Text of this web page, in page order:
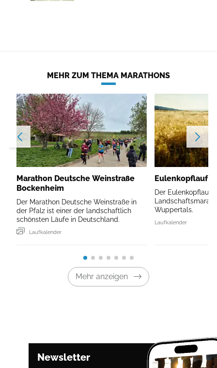
MEHR ZUM THEMA MARATHONS
Marathon Deutsche Weinstraße
Bockenheim
Der Marathon Deutsche Weinstraße in
der Pfalz ist einer der landschaftlich
schönsten Läufe in Deutschland.
Laufkalender
Eulenkopflauf
Der Eulenkopflauf
Wuppertals.
Laufkalender
Mehr anzeigen
Newsletter